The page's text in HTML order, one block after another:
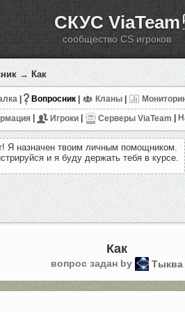
СКУС ViaTeam
сообщество CS игроков
→ Как
Вопросник Кланы
Игроки Серверы ViaTeam
! Я назначен твоим личным помощником.
стрируйся и я буду держать тебя в курсе.
Как
вопрос задан by Тыква